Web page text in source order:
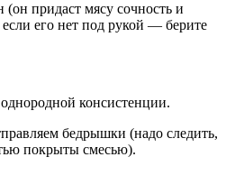
(он придаст мясу сочность и
его нет под рукой — берите
консистенции.
бедрышки (надо следить,
покрыты смесью).